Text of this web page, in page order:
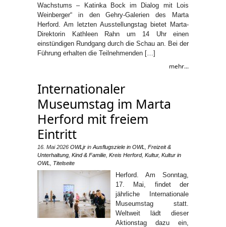
Wachstums – Katinka Bock im Dialog mit Lois
Weinberger“ in den Gehry-Galerien des Marta
Herford. Am letzten Ausstellungstag bietet Marta-
Direktorin Kathleen Rahn um 14 Uhr einen
einstündigen Rundgang durch die Schau an. Bei der
Führung erhalten die Teilnehmenden […]
mehr...
Internationaler
Museumstag im Marta
Herford mit freiem
Eintritt
16. Mai 2026 OWLjr in Ausflugsziele in OWL
Freizeit &
Unterhaltung Kind & Familie Kreis Herford, Kultur, Kultur in
OWL
Titelseite
Herford. Am Sonntag,
17. Mai, findet der
jährliche Internationale
Museumstag statt.
Weltweit lädt dieser
Aktionstag dazu ein,